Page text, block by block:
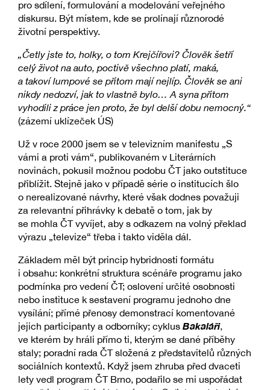
pro sdílení, formulování a modelování veřejného
diskursu. Být místem, kde se prolínají různorodé
životní perspektivy.
„Četly jste to, holky, o tom Krejčířovi? Člověk šetří
celý život na auto, poctivě všechno platí, maká,
a takoví lumpové se přitom mají nejlíp. Člověk se ani
nikdy nedozví, jak to vlastně bylo… A syna přitom
vyhodili z práce jen proto, že byl delší dobu nemocný.“
(zázemí uklízeček ÚS)
Už v roce 2000 jsem se v televizním manifestu „S
vámi a proti vám“, publikovaném v Literárních
novinách, pokusil možnou podobu ČT jako outstituce
přiblížit. Stejně jako v případě série o institucích šlo
o nerealizované návrhy, které však dodnes považuji
za relevantní přihrávky k debatě o tom, jak by
se mohla ČT vyvíjet, aby s odkazem na volný překlad
výrazu „televize“ třeba i takto viděla dál.
Základem měl být princip hybridnosti formátu
i obsahu: konkrétní struktura scénáře programu jako
podmínka pro vedení ČT; oslovení určité osobnosti
nebo instituce k sestavení programu jednoho dne
vysílání; přímé přenosy demonstrací komentované
jejich participanty a odborníky; cyklus Bakaláři,
ve kterém by hráli přímo ti, kterým se dané příběhy
staly; poradní rada ČT složená z představitelů různých
sociálních kontextů. Když jsem zhruba před dvaceti
lety vedl program ČT Brno, podařilo se mi uspořádat